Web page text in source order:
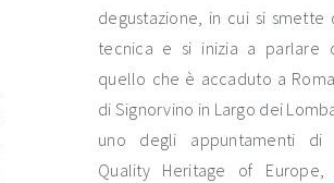
degustazione, in cui si smette
tecnica e si inizia a parlare
quello che è accaduto a
di Signorvino in Largo dei
uno degli appuntamenti di
Quality Heritage of